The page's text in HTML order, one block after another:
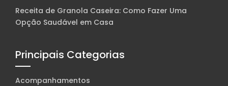
Receita de Granola Caseira: Como Fazer Uma
Opção Saudável em Casa
Principais Categorias
Acompanhamentos